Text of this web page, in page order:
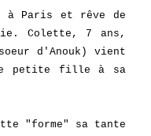
à Paris et rêve de
Colette, 7 ans,
d'Anouk) vient
petite fille à sa
"forme" sa tante